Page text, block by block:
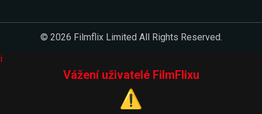
© 2026 Filmflix Limited All Rights Reserved.
i
Vážení uživatelé FilmFlixu
⚠️